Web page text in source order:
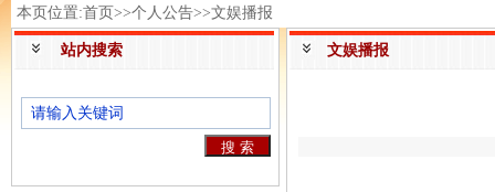
本页位置:首页>>个人公告>>文娱播报
站内搜索 文娱播报